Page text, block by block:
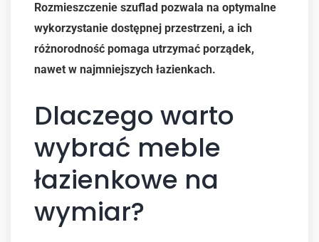
Rozmieszczenie szuflad pozwala na optymalne
wykorzystanie dostępnej przestrzeni, a ich
różnorodność pomaga utrzymać porządek,
nawet w najmniejszych łazienkach.
Dlaczego warto
wybrać meble
łazienkowe na
wymiar?